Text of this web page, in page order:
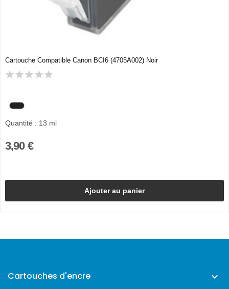
Cartouche Compatible Canon BCI6 (4705A002) Noir
Quantité : 13 ml
3,90 €
Ajouter au panier
Cartouches d'encre 